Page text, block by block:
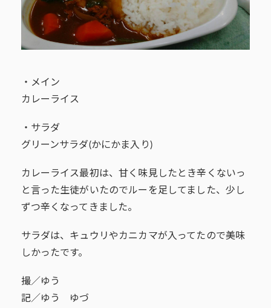
・メイン
カレーライス
・サラダ
グリーンサラダ(かにかま入り)
カレーライス最初は、甘く味見したとき辛くないっ
と言った生徒がいたのでルーを足してました、少し
ずつ辛くなってきました。
サラダは、キュウリやカニカマが入ってたので美味
しかったです。
撮／ゆう
記／ゆう ゆづ